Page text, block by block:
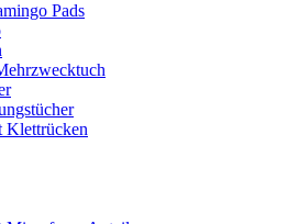
Pads
Klettrücken